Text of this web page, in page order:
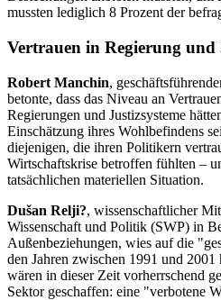
mussten lediglich 8 Prozent der
Vertrauen in Regierung und
Robert Manchin,
betonte, dass das Niveau an
Regierungen und Justizsysteme
Einschätzung ihres Wohlbefindens
diejenigen, die ihren Politikern
Wirtschaftskrise betroffen fühlten –
tatsächlichen materiellen Situation.
Dušan Relji?, wissenschaftlicher
Wissenschaft und Politik (SWP) in
Außenbeziehungen, wies auf die
den Jahren zwischen 1991 und
wären in dieser Zeit vorherrschend
Sektor geschaffen: eine "verbotene